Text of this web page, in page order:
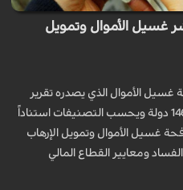
غسيل الأموال وتمويل
الأموال الذي يصدره تقرير
معهد "Basel" للحوكمة لعام 2017، 146 دولة ويحسب التصنيفات استناداً
غسيل الأموال وتمويل الإرهاب
ومعايير القطاع المالي